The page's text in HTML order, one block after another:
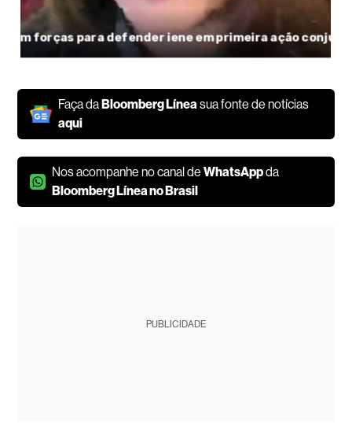
Faça daBloomberg Líneasua fonte de notícias
aqui
Nos acompanhe no canal deWhatsAppda
Bloomberg Línea no Brasil
PUBLICIDADE